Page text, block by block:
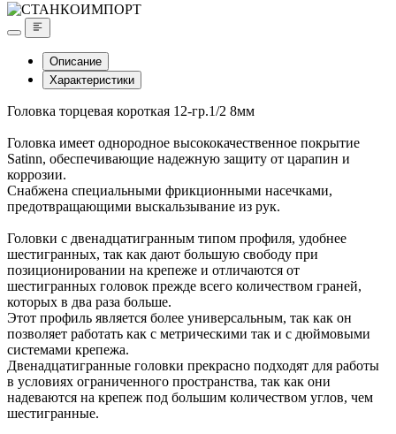
Описание
Характеристики
Головка торцевая короткая 12-гр.1/2 8мм
Головка имеет однородное высококачественное покрытие
Satinn, обеспечивающие надежную защиту от царапин и
коррозии.
Снабжена специальными фрикционными насечками,
предотвращающими выскальзывание из рук.
Головки с двенадцатигранным типом профиля, удобнее
шестигранных, так как дают большую свободу при
позиционировании на крепеже и отличаются от
шестигранных головок прежде всего количеством граней,
которых в два раза больше.
Этот профиль является более универсальным, так как он
позволяет работать как с метрическими так и с дюймовыми
системами крепежа.
Двенадцатигранные головки прекрасно подходят для работы
в условиях ограниченного пространства, так как они
надеваются на крепеж под большим количеством углов, чем
шестигранные.